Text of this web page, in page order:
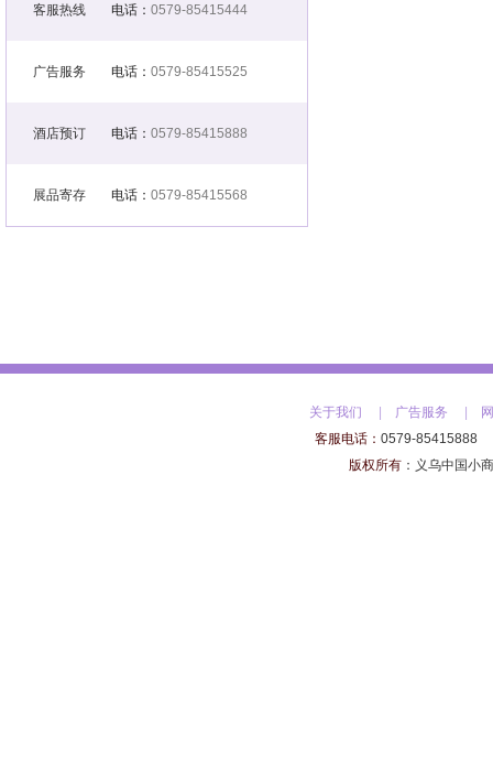
客服热线 电话： 0579-85415444
广告服务 电话： 0579-85415525
酒店预订 电话： 0579-85415888
展品寄存 电话： 0579-85415568
关于我们 广告服务
客服电话： 0579-85415888
版权所有： 义乌中国小